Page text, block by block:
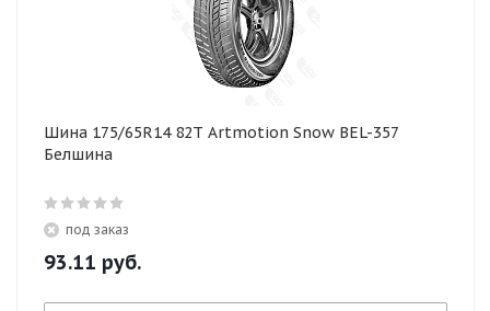
Шина 175/65R14 82T Artmotion Snow BEL-357
Белшина
под заказ
93.11 руб.